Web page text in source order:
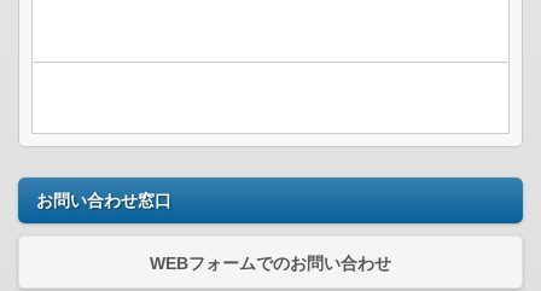
お問い合わせ窓口
WEBフォームでのお問い合わせ